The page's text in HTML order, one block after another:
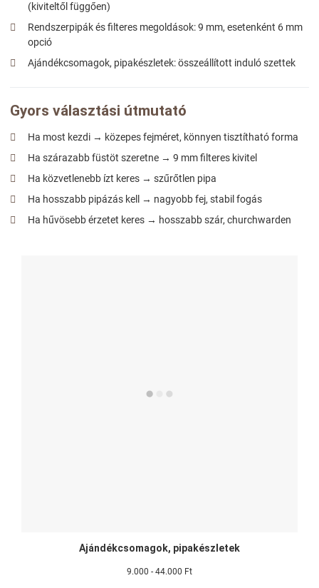
(kiviteltől függően)
Rendszerpipák és filteres megoldások: 9 mm, esetenként 6 mm
opció
Ajándékcsomagok, pipakészletek: összeállított induló szettek
Gyors választási útmutató
Ha most kezdi → közepes fejméret, könnyen tisztítható forma
Ha szárazabb füstöt szeretne → 9 mm filteres kivitel
Ha közvetlenebb ízt keres → szűrőtlen pipa
Ha hosszabb pipázás kell → nagyobb fej, stabil fogás
Ha hűvösebb érzetet keres → hosszabb szár, churchwarden
Ajándékcsomagok, pipakészletek
9.000 - 44.000 Ft